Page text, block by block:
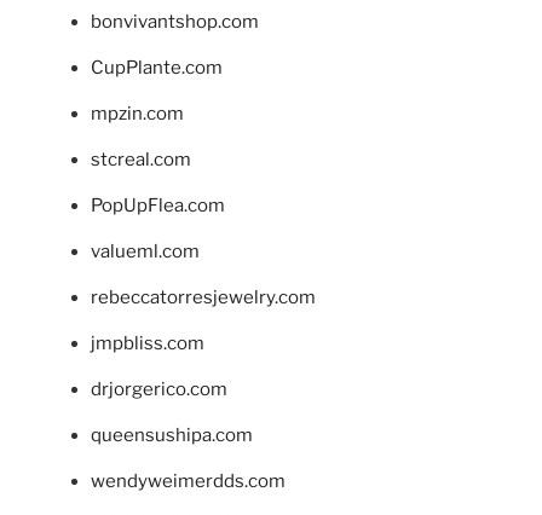
bonvivantshop.com
CupPlante.com
mpzin.com
stcreal.com
PopUpFlea.com
valueml.com
rebeccatorresjewelry.com
jmpbliss.com
drjorgerico.com
queensushipa.com
wendyweimerdds.com